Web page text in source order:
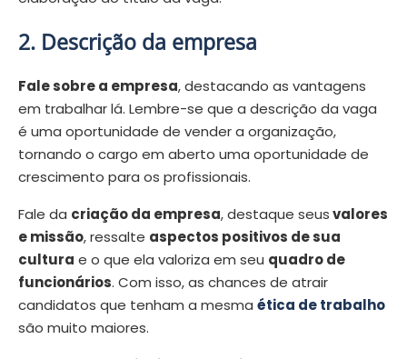
2. Descrição da empresa
Fale sobre a empresa, destacando as vantagens
em trabalhar lá. Lembre-se que a descrição da vaga
é uma oportunidade de vender a organização,
tornando o cargo em aberto uma oportunidade de
crescimento para os profissionais.
Fale da criação da empresa, destaque seusvalores
e missão, ressalte aspectos positivos de sua
cultura e o que ela valoriza em seu quadro de
funcionários. Com isso, as chances de atrair
candidatos que tenham a mesma ética de trabalho
são muito maiores.